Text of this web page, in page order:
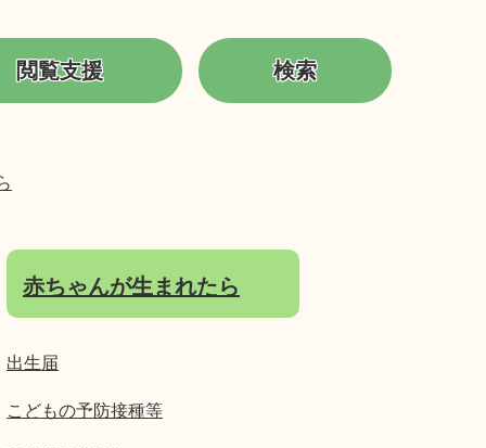
閲覧支援 検索
赤ちゃんが生まれたら
出生届
こどもの予防接種等